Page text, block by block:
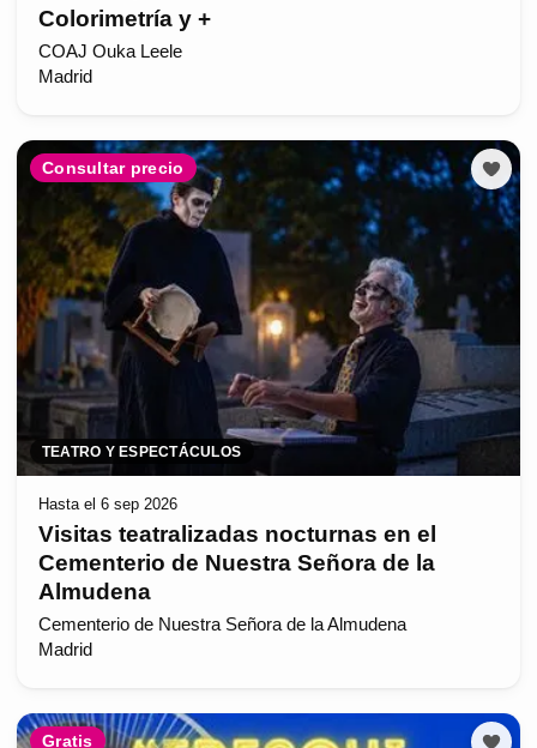
Colorimetría y +
COAJ Ouka Leele
Madrid
Consultar precio
TEATRO Y ESPECTÁCULOS
Hasta el 6 sep 2026
Visitas teatralizadas nocturnas en el
Cementerio de Nuestra Señora de la
Almudena
Cementerio de Nuestra Señora de la Almudena
Madrid
Gratis